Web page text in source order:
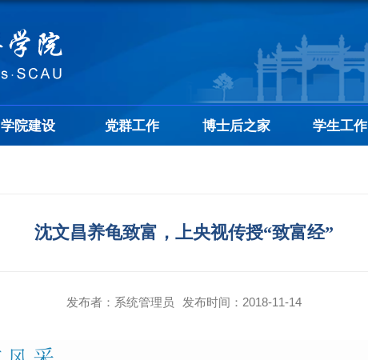
学院建设 党群工作 博士后之家 学生工作
沈文昌养龟致富，上央视传授“致富经”
发布者：系统管理员 发布时间：2018-11-14